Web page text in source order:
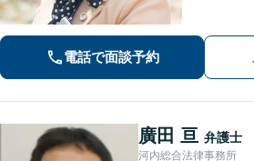
す【完全個
電話で面談予約
廣田 亘 弁護士
河内総合法律事務所